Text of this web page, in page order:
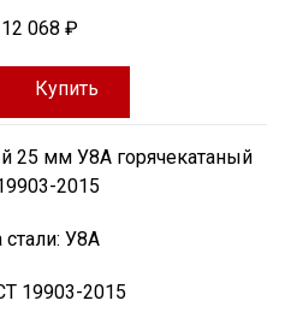
068 ₽
Купить
25 мм У8А горячекатаный
2015
У8А
19903-2015